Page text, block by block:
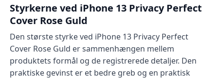
Styrkerne ved iPhone 13 Privacy Perfect
Cover Rose Guld
Den største styrke ved iPhone 13 Privacy Perfect
Cover Rose Guld er sammenhængen mellem
produktets formål og de registrerede detaljer. Den
praktiske gevinst er et bedre greb og en praktisk